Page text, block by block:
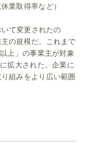
業取得率など）
て変更されたの
の規模だ。これまで
上」の事業主が対象
拡大された。企業に
組みをより広い範囲